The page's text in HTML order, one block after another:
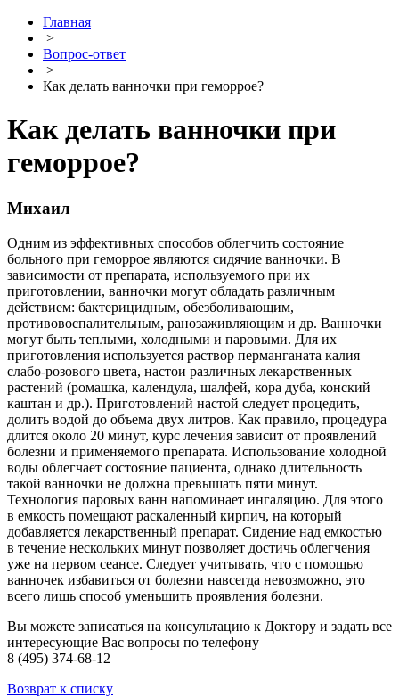
Главная
>
Вопрос-ответ
>
Как делать ванночки при геморрое?
Как делать ванночки при
геморрое?
Михаил
Одним из эффективных способов облегчить состояние
больного при геморрое являются сидячие ванночки. В
зависимости от препарата, используемого при их
приготовлении, ванночки могут обладать различным
действием: бактерицидным, обезболивающим,
противовоспалительным, ранозаживляющим и др. Ванночки
могут быть теплыми, холодными и паровыми. Для их
приготовления используется раствор перманганата калия
слабо-розового цвета, настои различных лекарственных
растений (ромашка, календула, шалфей, кора дуба, конский
каштан и др.). Приготовлений настой следует процедить,
долить водой до объема двух литров. Как правило, процедура
длится около 20 минут, курс лечения зависит от проявлений
болезни и применяемого препарата. Использование холодной
воды облегчает состояние пациента, однако длительность
такой ванночки не должна превышать пяти минут.
Технология паровых ванн напоминает ингаляцию. Для этого
в емкость помещают раскаленный кирпич, на который
добавляется лекарственный препарат. Сидение над емкостью
в течение нескольких минут позволяет достичь облегчения
уже на первом сеансе. Следует учитывать, что с помощью
ванночек избавиться от болезни навсегда невозможно, это
всего лишь способ уменьшить проявления болезни.
Вы можете записаться на консультацию к Доктору и задать все
интересующие Вас вопросы по телефону
8 (495) 374-68-12
Возврат к списку